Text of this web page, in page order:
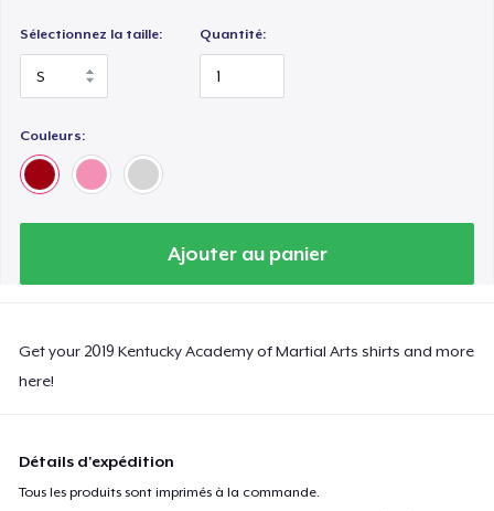
Sélectionnez la taille: Quantité:
Couleurs:
Ajouter au panier
Get your 2019 Kentucky Academy of Martial Arts shirts and more
here!
Détails d'expédition
Tous les produits sont imprimés à la commande.